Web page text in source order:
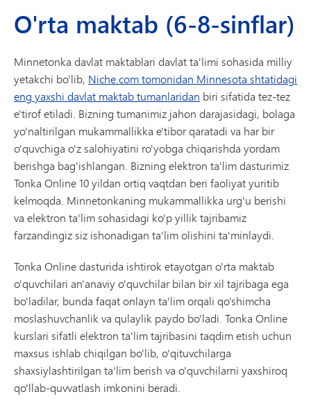
O'rta maktab (6-8-sinflar)
Minnetonka davlat maktablari davlat ta'limi sohasida milliy
yetakchi bo'lib, Niche.com tomonidan Minnesota shtatidagi
eng yaxshi davlat maktab tumanlaridan biri sifatida tez-tez
e'tirof etiladi. Bizning tumanimiz jahon darajasidagi, bolaga
yo'naltirilgan mukammallikka e'tibor qaratadi va har bir
o'quvchiga o'z salohiyatini ro'yobga chiqarishda yordam
berishga bag'ishlangan. Bizning elektron ta'lim dasturimiz
Tonka Online 10 yildan ortiq vaqtdan beri faoliyat yuritib
kelmoqda. Minnetonkaning mukammallikka urg'u berishi
va elektron ta'lim sohasidagi ko'p yillik tajribamiz
farzandingiz siz ishonadigan ta'lim olishini ta'minlaydi.
Tonka Online dasturida ishtirok etayotgan o'rta maktab
o'quvchilari an'anaviy o'quvchilar bilan bir xil tajribaga ega
bo'ladilar, bunda faqat onlayn ta'lim orqali qo'shimcha
moslashuvchanlik va qulaylik paydo bo'ladi. Tonka Online
kurslari sifatli elektron ta'lim tajribasini taqdim etish uchun
maxsus ishlab chiqilgan bo'lib, o'qituvchilarga
shaxsiylashtirilgan ta'lim berish va o'quvchilarni yaxshiroq
qo'llab-quvvatlash imkonini beradi.